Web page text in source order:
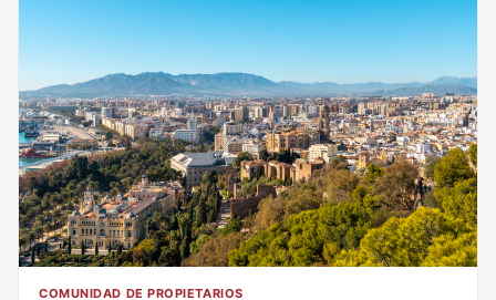
COMUNIDAD DE PROPIETARIOS